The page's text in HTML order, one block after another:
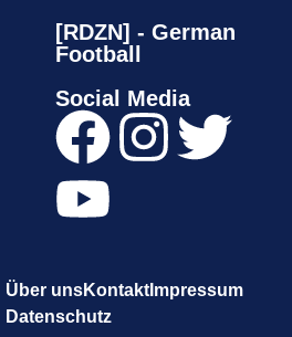
[RDZN] - German
Football
Social Media
Über unsKontaktImpressum
Datenschutz